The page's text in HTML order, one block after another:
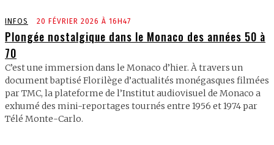
INFOS 20 FÉVRIER 2026 À 16H47
Plongée nostalgique dans le Monaco des années 50 à
70
C’est une immersion dans le Monaco d’hier. À travers un
document baptisé Florilège d’actualités monégasques filmées
par TMC, la plateforme de l’Institut audiovisuel de Monaco a
exhumé des mini-reportages tournés entre 1956 et 1974 par
Télé Monte-Carlo.